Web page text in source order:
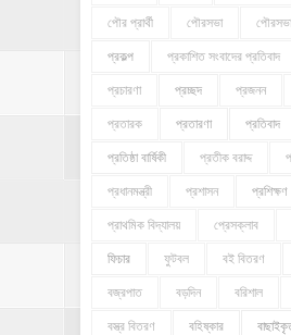
পৌর প্রার্থী পৌরসভা পৌরসভা
প্রকল্প প্রকাশিত সংবাদের প্রতিবাদ
প্রচারণা প্রচ্ছদ প্রজনন
প্রতারক প্রতারণা প্রতিবাদ
প্রতিষ্ঠা বার্ষিকী প্রতীক বরাদ্দ
প্রধানমন্ত্রী প্রশাসন প্রশিক্ষণ
প্রাথমিক বিদ্যালয় প্রেসক্লাব
ফিচার ফুটবল বই বিতরণ
বজ্রপাত বড়দিন বরিশাল
বস্ত্র বিতরণ বহিষ্কার